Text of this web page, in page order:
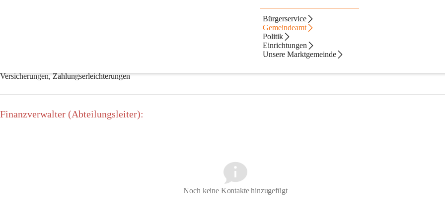
Bürgerservice
Gemeindeamt
Politik
Einrichtungen
Unsere Marktgemeinde
Abgabenvorschreibungen, Altstoffsammelzentrum, EDV & IT-Leitung, Ein- und Auszahlungen, Finanzverwaltung, Jagd- und Fischerei,
Versicherungen, Zahlungserleichterungen
Finanzverwalter (Abteilungsleiter):
Noch keine Kontakte hinzugefügt